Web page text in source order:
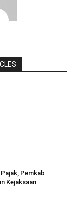
Pemkab
Kejaksaan